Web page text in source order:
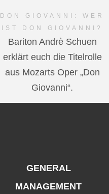
DON GIOVANNI: WER
IST DON GIOVANNI?
Bariton Andrè Schuen
erklärt euch die Titelrolle
aus Mozarts Oper „Don
Giovanni“.
GENERAL
MANAGEMENT